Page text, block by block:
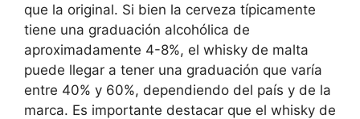
que la original. Si bien la cerveza típicamente
tiene una graduación alcohólica de
aproximadamente 4-8%, el whisky de malta
puede llegar a tener una graduación que varía
entre 40% y 60%, dependiendo del país y de la
marca. Es importante destacar que el whisky de